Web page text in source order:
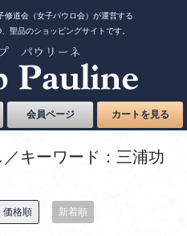
修道会（女子パウロ会）が運営する
聖品のショッピングサイトです。
会員ページ カートを見る
キーワード：三浦功
価格順 新着順